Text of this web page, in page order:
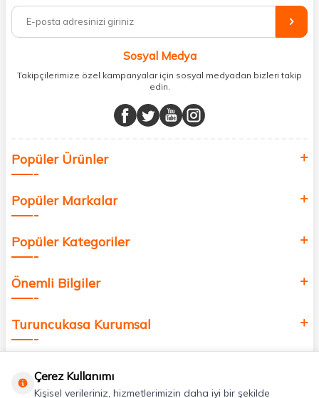
%100 orijinal kozmetik ve sağlık ürünleriyle güzelliğinizi tamamlayabilir,
vücudunuzu desteklemek için güvenilir takviye edici gıdalara
minerallere kadar binlerce ürünü uygun fiyat ve hızlı kargo avantajıyla
sunuyoruz.
buluşturuyor ve online alışveriş deneyiminizi en iyi hale getiriyoruz.
Sağlık, güzellik ve iyi yaşam için aradığınız her şey burada!
değer katmak için bize katılın!
Sosyal Medya
Takipçilerimize özel kampanyalar için sosyal medyadan bizleri takip
edin.
Popüler Ürünler
Popüler Markalar
Popüler Kategoriler
Önemli Bilgiler
Turuncukasa Kurumsal
Çerez Kullanımı
Kişisel verileriniz, hizmetlerimizin daha iyi bir şekilde